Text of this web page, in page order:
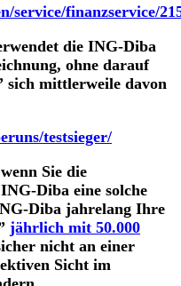
finanzservice/
die ING-Diba
ohne darauf
sich mittlerweile davon
testsieger/
Sie die
Diba eine solche
Diba jahrelang Ihre
jährlich mit 50.000
nicht an einer
Sicht im